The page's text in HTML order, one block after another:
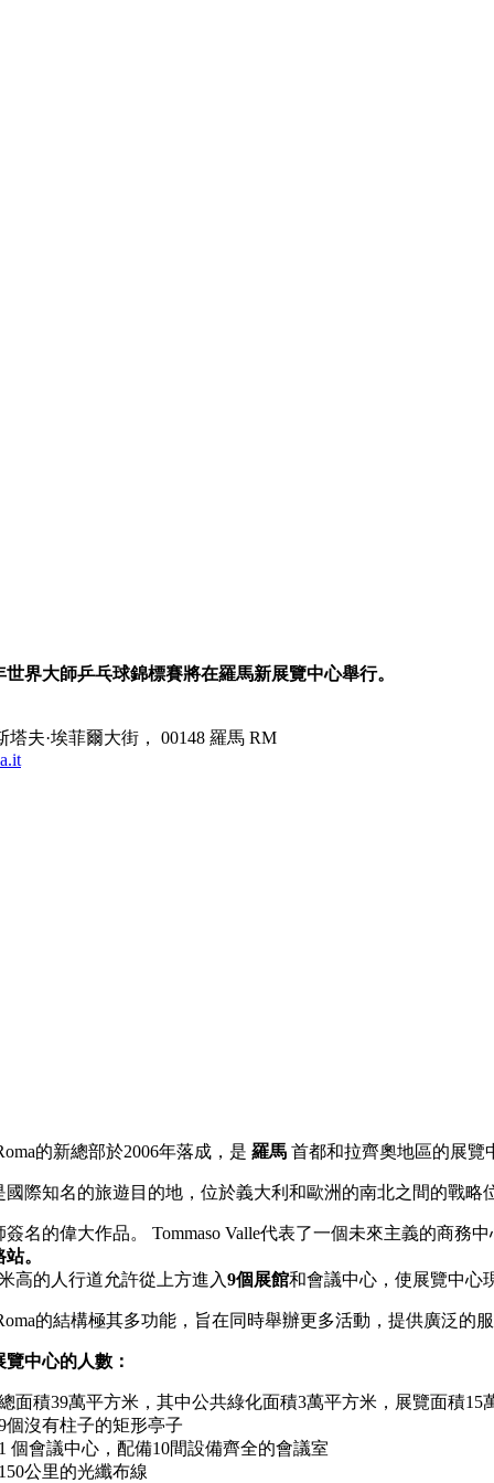
世界大師乒乓球錦標賽將在羅馬新展覽中心舉行。
塔夫·埃菲爾大街， 00148 羅馬 RM
的新總部於2006年落成，是 羅馬 首都和拉齊奧地區的展覽
國際知名的旅遊目的地，位於義大利和歐洲的南北之間的戰
簽名的偉大作品。 Tommaso Valle代表了一個未來主義的商務
。
高的人行道允許從上方進入9個展館和會議中心，使展覽中心
的結構極其多功能，旨在同時舉辦更多活動，提供廣泛的
覽中心的人數：
面積39萬平方米，其中公共綠化面積3萬平方米，展覽面積15
個沒有柱子的矩形亭子
個會議中心，配備10間設備齊全的會議室
公里的光纖布線